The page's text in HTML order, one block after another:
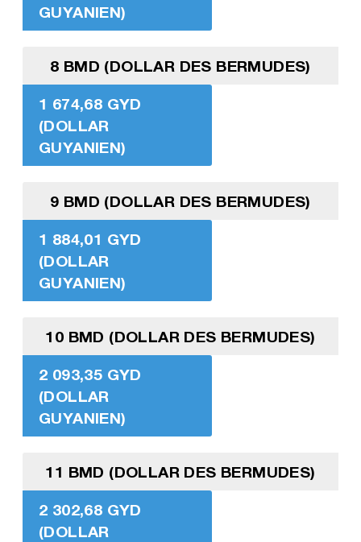
GUYANIEN)
8 BMD (DOLLAR DES BERMUDES)
1 674,68 GYD
(DOLLAR
GUYANIEN)
9 BMD (DOLLAR DES BERMUDES)
1 884,01 GYD
(DOLLAR
GUYANIEN)
10 BMD (DOLLAR DES BERMUDES)
2 093,35 GYD
(DOLLAR
GUYANIEN)
11 BMD (DOLLAR DES BERMUDES)
2 302,68 GYD
(DOLLAR